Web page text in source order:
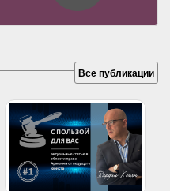
Все публикации